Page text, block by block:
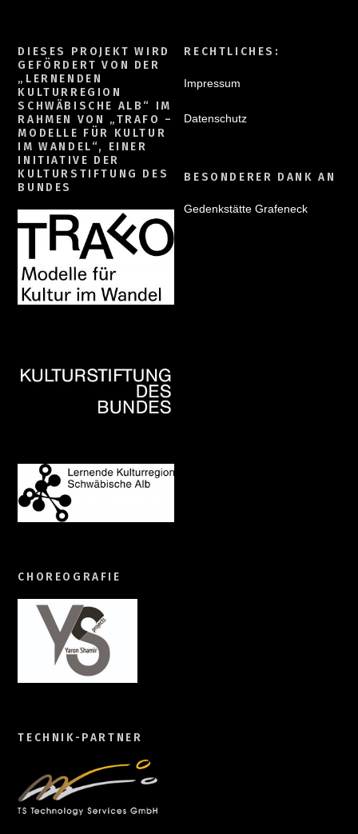
DIESES PROJEKT WIRD
GEFÖRDERT VON DER
„LERNENDEN
KULTURREGION
SCHWÄBISCHE ALB“ IM
RAHMEN VON „TRAFO –
MODELLE FÜR KULTUR
IM WANDEL“, EINER
INITIATIVE DER
KULTURSTIFTUNG DES
BUNDES
CHOREOGRAFIE
TECHNIK-PARTNER
RECHTLICHES:
Impressum
Datenschutz
BESONDERER DANK AN
Gedenkstätte Grafeneck